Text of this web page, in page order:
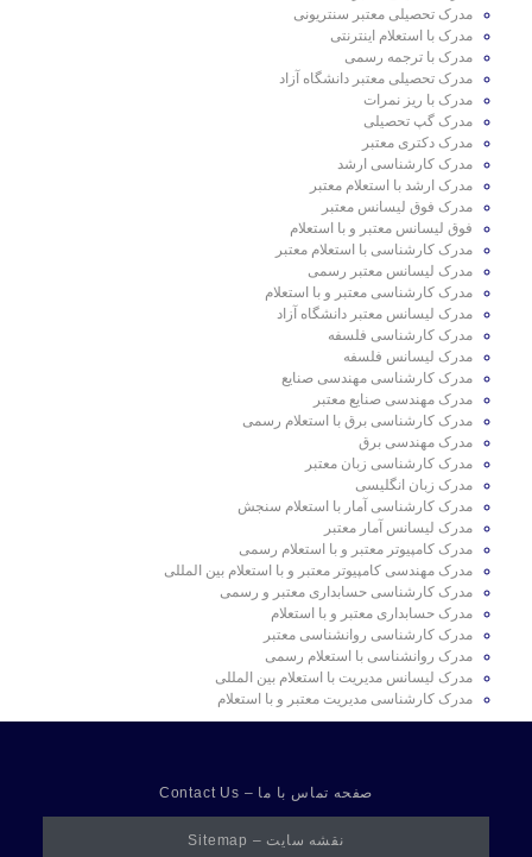
مدرک تحصیلی معتبر سنتریونی
مدرک با استعلام اینترنتی
مدرک با ترجمه رسمی
مدرک تحصیلی معتبر دانشگاه آزاد
مدرک با ریز نمرات
مدرک گپ تحصیلی
مدرک دکتری معتبر
مدرک کارشناسی ارشد
مدرک ارشد با استعلام معتبر
مدرک فوق لیسانس معتبر
فوق لیسانس معتبر و با استعلام
مدرک کارشناسی با استعلام معتبر
مدرک لیسانس معتبر رسمی
مدرک کارشناسی معتبر و با استعلام
مدرک لیسانس معتبر دانشگاه آزاد
مدرک کارشناسی فلسفه
مدرک لیسانس فلسفه
مدرک کارشناسی مهندسی صنایع
مدرک مهندسی صنایع معتبر
مدرک کارشناسی برق با استعلام رسمی
مدرک مهندسی برق
مدرک کارشناسی زبان معتبر
مدرک زبان انگلیسی
مدرک کارشناسی آمار با استعلام سنجش
مدرک لیسانس آمار معتبر
مدرک کامپیوتر معتبر و با استعلام رسمی
مدرک مهندسی کامپیوتر معتبر و با استعلام بین المللی
مدرک کارشناسی حسابداری معتبر و رسمی
مدرک حسابداری معتبر و با استعلام
مدرک کارشناسی روانشناسی معتبر
مدرک روانشناسی با استعلام رسمی
مدرک لیسانس مدیریت با استعلام بین المللی
مدرک کارشناسی مدیریت معتبر و با استعلام
صفحه تماس با ما – Contact Us
نقشه سایت – Sitemap​